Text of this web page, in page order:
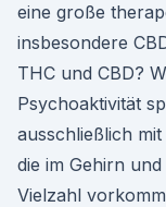
eine große
insbesondere
THC und CBD?
Psychoaktivität
ausschließlich
die im Gehirn
Vielzahl